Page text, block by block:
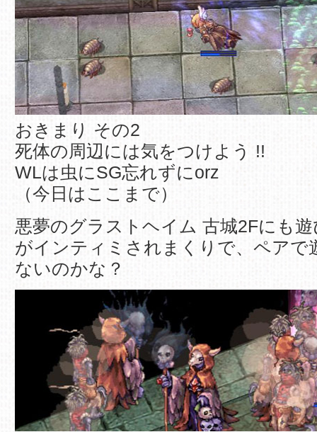
おきまり その2
死体の周辺には気をつけよう !!
WLは虫にSG忘れずにorz
（今日はここまで）
悪夢のグラストヘイム 古城2Fにも
がインティミされまくりで、ペアで
ないのかな？